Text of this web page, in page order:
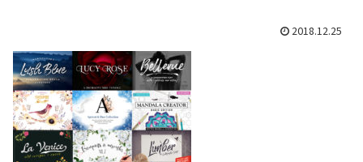
2018.12.25